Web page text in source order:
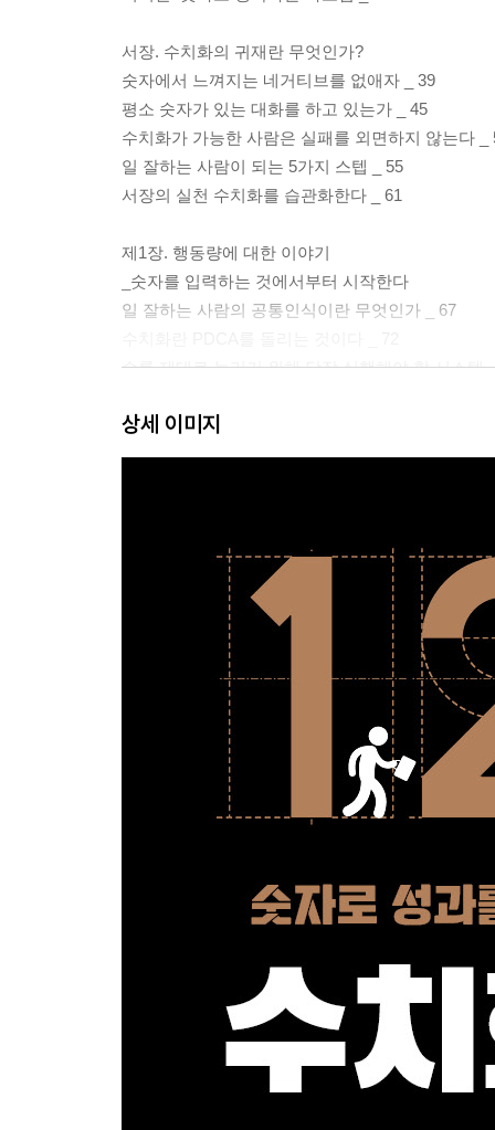
서장. 수치화의 귀재란 무엇인가?
숫자에서 느껴지는 네거티브를 없애자 _ 39
평소 숫자가 있는 대화를 하고 있는가 _ 45
수치화가 가능한 사람은 실패를 외면하지 않는다 _
일 잘하는 사람이 되는 5가지 스텝 _ 55
서장의 실천 수치화를 습관화한다 _ 61
제1장. 행동량에 대한 이야기
_숫자를 입력하는 것에서부터 시작한다
일 잘하는 사람의 공통인식이란 무엇인가 _ 67
수를 제대로 늘리기 위해 당장 실행해야 할 시스템
목표는 언제든지 생각해 낼 수 있는 숫자가 아니면
제1장의 실천 PDCA를 해 본다 _ 104
성장에 어려움을 겪는 사람에게 공통되는 사고방식
확률의 함정에 주의하자 _ 114
목표의 %에는 주의하자 _ 120
일하지 않는 직원을 양산하지 않기 위한 체계 다지
평균의 오류에도 속아서는 안 된다 _ 133
제2장의 실천 거짓된 숫자를 간파한다 _ 140
제3장. 변수 이야기
_해야 할 일, 하지 않아도 되는 일
바꿀 수 있는 것과 바꿀 수 없는 것을 구분한다 _
하루빨리 변수를 알아채는 플레이어가 되자 _ 158
변수가 아닌 것에 고집하지 않기 _ 162
변수가 변수가 아니게 될 때 _ 174
제3장의 실천 변수를 발견한다 _ 177
_과거의 성공을 아낌없이 버려라
상세 이미지